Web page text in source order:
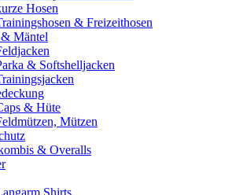
Hosen
& Freizeithosen
Mäntel
& Softshelljacken
& Hüte
Mützen
& Overalls
Shirts